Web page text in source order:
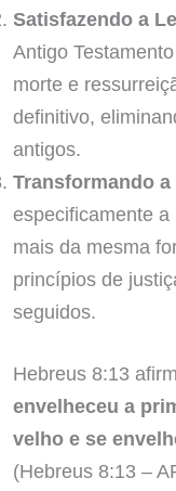
Satisfazendo a
Antigo
morte e
definitivo,
antigos.
Transformando
especificamente
mais da mesma
princípios de
seguidos.
Hebreus 8:13
envelheceu a
velho e se
(Hebreus 8:13 –